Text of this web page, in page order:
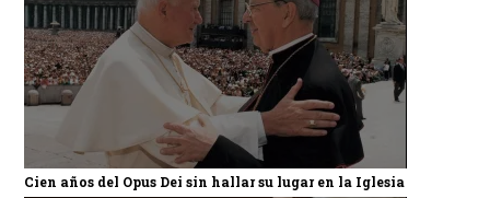
Cien años del Opus Dei sin hallar su lugar en la Iglesia